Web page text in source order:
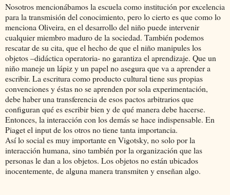
Nosotros mencionábamos la escuela como institución por excelencia
para la transmisión del conocimiento, pero lo cierto es que como lo
menciona Oliveira, en el desarrollo del niño puede intervenir
cualquier miembro maduro de la sociedad. También podemos
rescatar de su cita, que el hecho de que el niño manipules los
objetos –didáctica operatoria- no garantiza el aprendizaje. Que un
niño maneje un lápiz y un papel no asegura que va a aprender a
escribir. La escritura como producto cultural tiene sus propias
convenciones y éstas no se aprenden por sola experimentación,
debe haber una transferencia de esos pactos arbitrarios que
configuran qué es escribir bien y de qué manera debe hacerse.
Entonces, la interacción con los demás se hace indispensable. En
Piaget el input de los otros no tiene tanta importancia.
Así lo social es muy importante en Vigotsky, no solo por la
interacción humana, sino también por la organización que las
personas le dan a los objetos. Los objetos no están ubicados
inocentemente, de alguna manera transmiten y enseñan algo.